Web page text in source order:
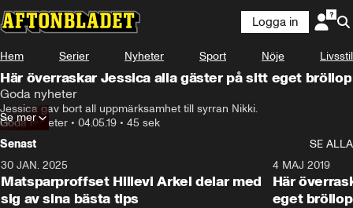
Logga in
Hem Serier Nyheter Sport Nöje Livsstil
Här överraskar Jessica alla gäster på sitt eget bröllop
Goda nyheter
Jessica gav bort all uppmärksamhet till syrran Nikki.
Goda nyheter • 04.05.19 • 45 sek
Se mer
Senast
SE ALLA
30 JAN. 2025
Matsparproffset Hillevi Arkel delar med
sig av sina bästa tips
4 MAJ 2019
Här
eget bröllop